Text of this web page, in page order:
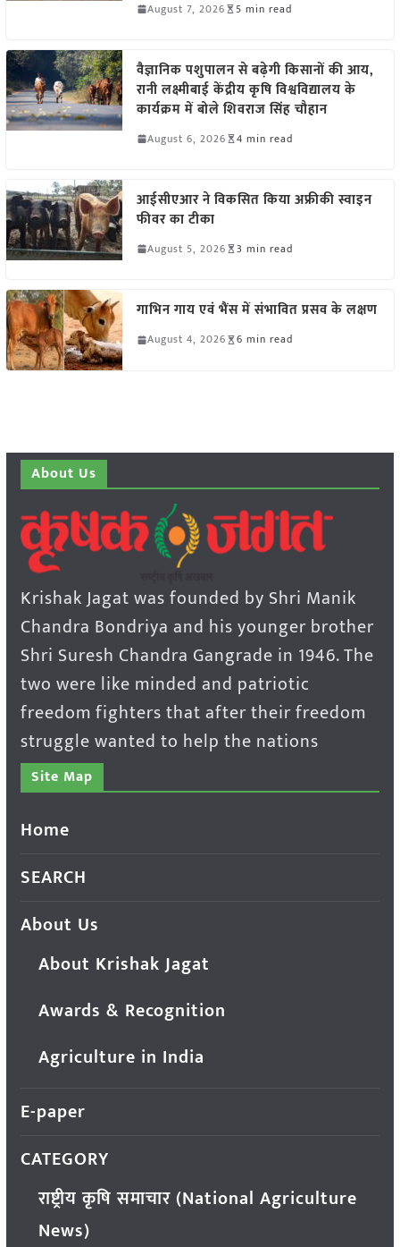
August 7, 2026 5 min read
वैज्ञानिक पशुपालन से बढ़ेगी किसानों की आय,
रानी लक्ष्मीबाई केंद्रीय कृषि विश्वविद्यालय के
कार्यक्रम में बोले शिवराज सिंह चौहान
August 6, 2026 4 min read
आईसीएआर ने विकसित किया अफ्रीकी स्वाइन
फीवर का टीका
August 5, 2026 3 min read
गाभिन गाय एवं भैंस में संभावित प्रसव के लक्षण
August 4, 2026 6 min read
About Us
Krishak Jagat was founded by Shri Manik
Chandra Bondriya and his younger brother
Shri Suresh Chandra Gangrade in 1946. The
two were like minded and patriotic
freedom fighters that after their freedom
struggle wanted to help the nations
Site Map
Home
SEARCH
About Us
About Krishak Jagat
Awards & Recognition
Agriculture in India
E-paper
CATEGORY
राष्ट्रीय कृषि समाचार (National Agriculture
News)